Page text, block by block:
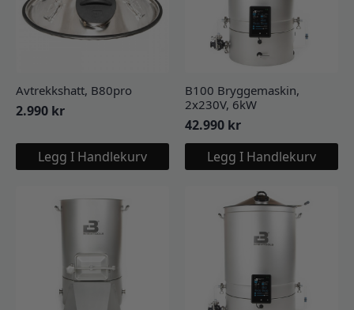
Avtrekkshatt, B80pro
2.990 kr
Legg I Handlekurv
B100 Bryggemaskin,
2x230V, 6kW
42.990 kr
Legg I Handlekurv